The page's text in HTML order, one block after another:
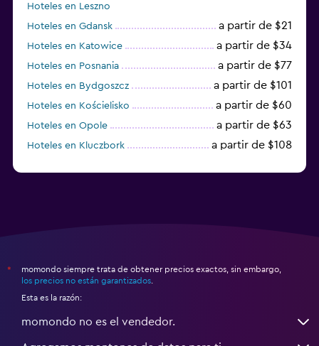
Hoteles en Leszno
Hoteles en Gdansk
a partir de $21
Hoteles en Katowice a partir de $34
Hoteles en Posnania a partir de $77
Hoteles en Bydgoszcz a partir de $101
Hoteles en Kościelisko a partir de $60
Hoteles en Opole a partir de $63
Hoteles en Kluczbork a partir de $108
*
momondo siempre trata de obtener precios exactos, sin embargo,
los precios no están garantizados
Esta es la razón:
momondo no es el vendedor.